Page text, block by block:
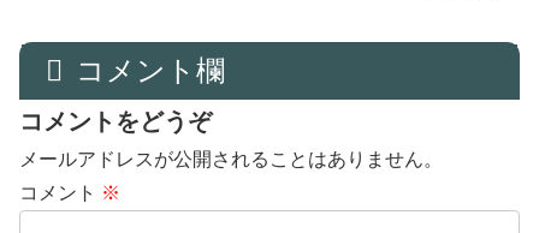
コメント欄
コメントをどうぞ
メールアドレスが公開されることはありません。
コメント ※